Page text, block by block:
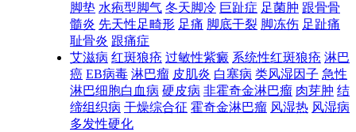
脚垫 水疱型脚气 冬天脚冷 巨趾症 足菌肿 跟骨骨
髓炎 先天性足畸形 足痛 脚底干裂 脚冻伤 足趾痛
耻骨炎 跟痛症
艾滋病 红斑狼疮 过敏性紫癜 系统性红斑狼疮 淋巴
癌 EB病毒 淋巴瘤 皮肌炎 白塞病 类风湿因子 急性
淋巴细胞白血病 硬皮病 非霍奇金淋巴瘤 肉芽肿 结
缔组织病 干燥综合征 霍奇金淋巴瘤 风湿热 风湿病
多发性硬化